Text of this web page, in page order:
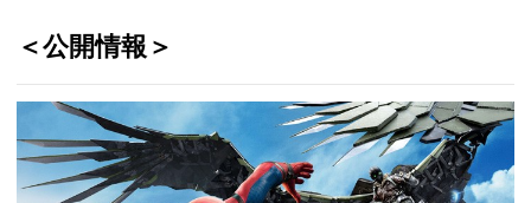
＜公開情報＞